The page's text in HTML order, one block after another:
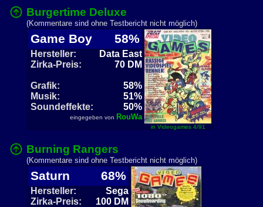
Burgertime Deluxe
(Kommentare sind ohne Testbericht nicht möglich)
Game Boy 58%
Hersteller:
Data East
Zirka-Preis:
70 DM
Grafik:
58%
Musik:
51%
Soundeffekte:
50%
eingegeben von RouWa
in Videogames 4/91
Burning Rangers
(Kommentare sind ohne Testbericht nicht möglich)
Saturn 68%
Hersteller:
Sega
Zirka-Preis:
100 DM